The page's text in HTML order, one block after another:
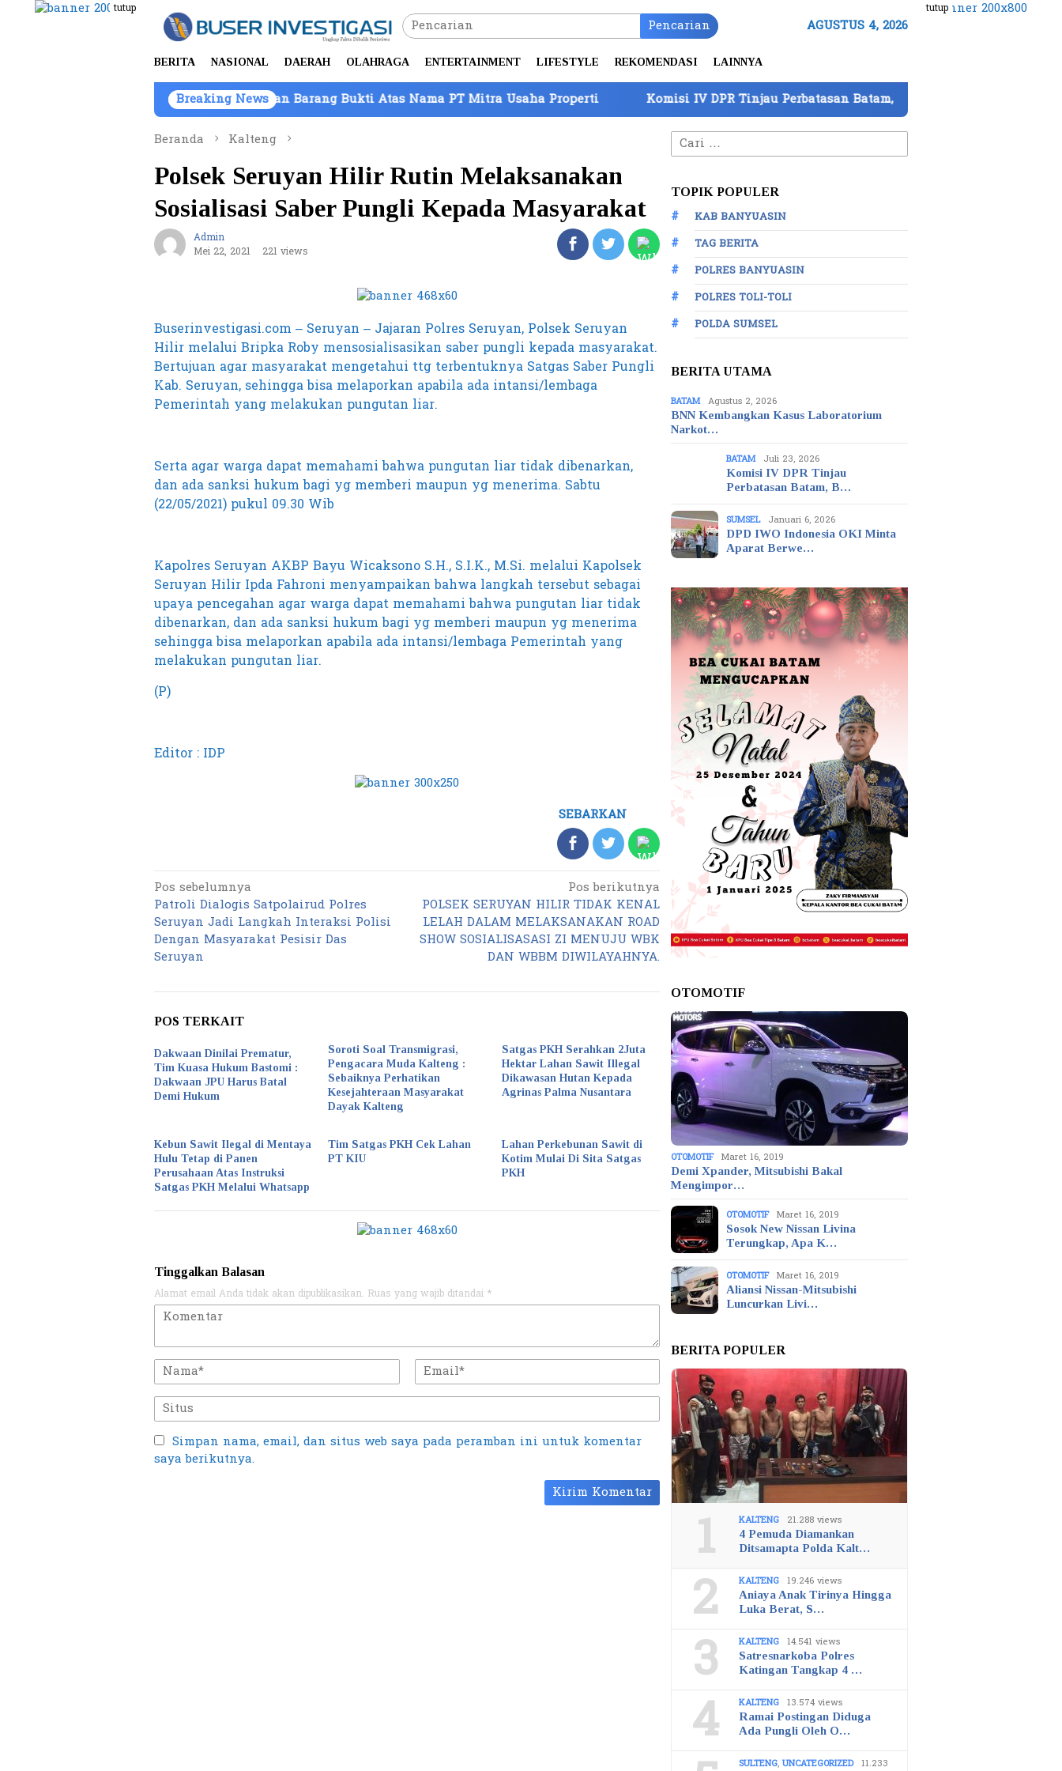
Loncat
tutup tutup
Pencarian AGUSTUS 4, 2026
BERITA NASIONAL DAERAH OLAHRAGA ENTERTAINMENT LIFESTYLE REKOMENDASI LAINNYA
Breaking News
Batam, Kepemilikan Kendaraan Barang Bukti Atas Nama PT Mitra Usaha Properti
Komisi IV DPR Tinjau Perbatasan Batam, Barantin Paparkan 7 Strategi Perkuat
Beranda
Kalteng
Polsek Seruyan Hilir Rutin Melaksanakan
Sosialisasi Saber Pungli Kepada Masyarakat
Admin
Mei 22, 2021
221 views
Buserinvestigasi.com – Seruyan – Jajaran Polres Seruyan, Polsek Seruyan
Hilir melalui Bripka Roby mensosialisasikan saber pungli kepada masyarakat.
Bertujuan agar masyarakat mengetahui ttg terbentuknya Satgas Saber Pungli
Kab. Seruyan, sehingga bisa melaporkan apabila ada intansi/lembaga
Pemerintah yang melakukan pungutan liar.
Serta agar warga dapat memahami bahwa pungutan liar tidak dibenarkan,
dan ada sanksi hukum bagi yg memberi maupun yg menerima. Sabtu
(22/05/2021) pukul 09.30 Wib
Kapolres Seruyan AKBP Bayu Wicaksono S.H., S.I.K., M.Si. melalui Kapolsek
Seruyan Hilir Ipda Fahroni menyampaikan bahwa langkah tersebut sebagai
upaya pencegahan agar warga dapat memahami bahwa pungutan liar tidak
dibenarkan, dan ada sanksi hukum bagi yg memberi maupun yg menerima
sehingga bisa melaporkan apabila ada intansi/lembaga Pemerintah yang
melakukan pungutan liar.
(P)
Editor : IDP
SEBARKAN
Navigasi
pos
Pos sebelumnya
Patroli Dialogis Satpolairud Polres
Seruyan Jadi Langkah Interaksi Polisi
Dengan Masyarakat Pesisir Das
Seruyan
Pos berikutnya
POLSEK SERUYAN HILIR TIDAK KENAL
LELAH DALAM MELAKSANAKAN ROAD
SHOW SOSIALISASASI ZI MENUJU WBK
DAN WBBM DIWILAYAHNYA.
POS TERKAIT
Dakwaan Dinilai Prematur,
Tim Kuasa Hukum Bastomi :
Dakwaan JPU Harus Batal
Demi Hukum
Soroti Soal Transmigrasi,
Pengacara Muda Kalteng :
Sebaiknya Perhatikan
Kesejahteraan Masyarakat
Dayak Kalteng
Satgas PKH Serahkan 2Juta
Hektar Lahan Sawit Illegal
Dikawasan Hutan Kepada
Agrinas Palma Nusantara
Kebun Sawit Ilegal di Mentaya
Hulu Tetap di Panen
Perusahaan Atas Instruksi
Satgas PKH Melalui Whatsapp
Tim Satgas PKH Cek Lahan
PT KIU
Lahan Perkebunan Sawit di
Kotim Mulai Di Sita Satgas
PKH
Tinggalkan Balasan
Alamat email Anda tidak akan dipublikasikan. Ruas yang wajib ditandai *
Simpan nama, email, dan situs web saya pada peramban ini untuk komentar
saya berikutnya.
Cari
untuk:
TOPIK POPULER
KAB BANYUASIN
TAG BERITA
POLRES BANYUASIN
POLRES TOLI-TOLI
POLDA SUMSEL
BERITA UTAMA
BATAM Agustus 2, 2026
BNN Kembangkan Kasus Laboratorium
Narkot…
BATAM Juli 23, 2026
Komisi IV DPR Tinjau
Perbatasan Batam, B…
SUMSEL Januari 6, 2026
DPD IWO Indonesia OKI Minta
Aparat Berwe…
OTOMOTIF
OTOMOTIF Maret 16, 2019
Demi Xpander, Mitsubishi Bakal
Mengimpor…
OTOMOTIF Maret 16, 2019
Sosok New Nissan Livina
Terungkap, Apa K…
OTOMOTIF Maret 16, 2019
Aliansi Nissan-Mitsubishi
Luncurkan Livi…
BERITA POPULER
1 KALTENG 21.288 views
4 Pemuda Diamankan
Ditsamapta Polda Kalt…
2 KALTENG 19.246 views
Aniaya Anak Tirinya Hingga
Luka Berat, S…
3 KALTENG 14.541 views
Satresnarkoba Polres
Katingan Tangkap 4 …
4 KALTENG 13.574 views
Ramai Postingan Diduga
Ada Pungli Oleh O…
SULTENG,UNCATEGORIZED 11.233